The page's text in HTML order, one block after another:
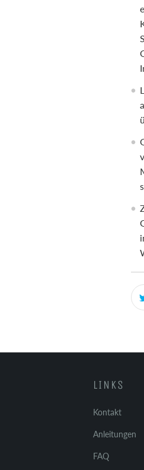
LINKS
Kontakt
Anleitungen
FAQ